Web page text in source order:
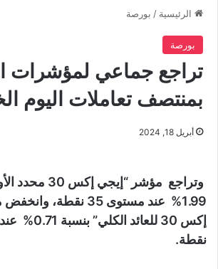
الرئيسية / بورصة
بورصة
تراجع جماعي لمؤشرات
بمنتصف تعاملات اليوم
أبريل 18, 2024
وتراجع مؤشر “إيجي
1.99% عند مستوى 35
نقطة.